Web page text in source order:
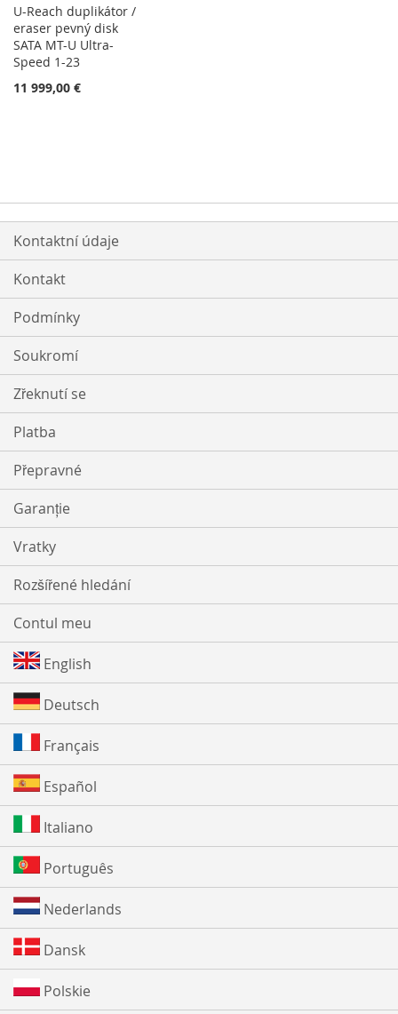
U-Reach duplikátor /
eraser pevný disk
SATA MT-U Ultra-
Speed 1-23
11 999,00 €
Kontaktní údaje
Kontakt
Podmínky
Soukromí
Zřeknutí se
Platba
Přepravné
Garanție
Vratky
Rozšířené hledání
Contul meu
English
Deutsch
Français
Español
Italiano
Português
Nederlands
Dansk
Polskie